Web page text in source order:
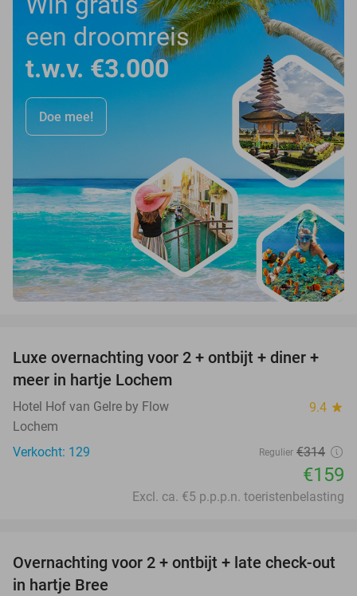
een droomreis
t.w.v. €3.000
Doe mee!
49%
Luxe overnachting voor 2 + ontbijt + diner +
meer in hartje Lochem
Hotel Hof van Gelre by Flow 9.4 star
Lochem
Verkocht: 129
Regulier €314
€159
Excl. ca. €5 p.p.p.n. toeristenbelasting
41%
TODAY
Overnachting voor 2 + ontbijt + late check-out
in hartje Bree